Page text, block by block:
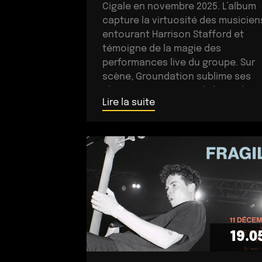
Cigale en novembre 2025. L’album
capture la virtuosité des
entourant Harrison Stafford et
témoigne de la magie des
performances live du groupe. Sur
scène, Groundation sublime ses
Dem ou Jah Jah Know, tout en
Lire la suite